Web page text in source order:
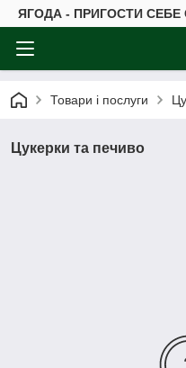
ЯГОДА - ПРИГОСТИ СЕБЕ
Товари і послуги
Цукерки та печиво